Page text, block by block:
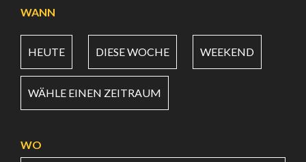
WANN
HEUTE DIESE WOCHE WEEKEND
WÄHLE EINEN ZEITRAUM
WO